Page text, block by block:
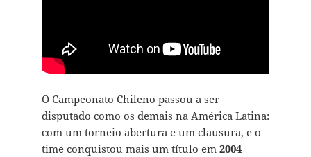
O Campeonato Chileno passou a ser
disputado como os demais na América Latina:
com um torneio abertura e um clausura, e o
time conquistou mais um título em 2004